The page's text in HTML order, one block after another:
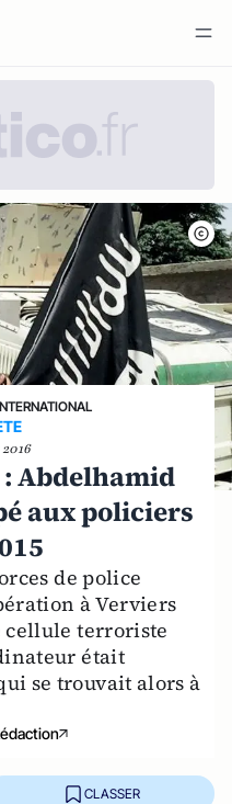
Abdelhamid
aux policiers
de police
à Verviers
cellule terroriste
était
se trouvait alors à
CLASSER